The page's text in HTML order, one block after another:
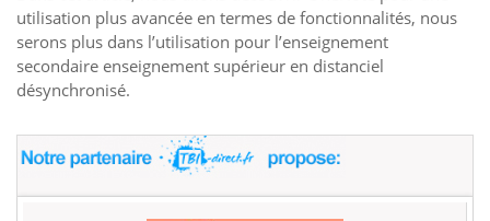
utilisation plus avancée en termes de fonctionnalités, nous
serons plus dans l’utilisation pour l’enseignement
secondaire enseignement supérieur en distanciel
désynchronisé.